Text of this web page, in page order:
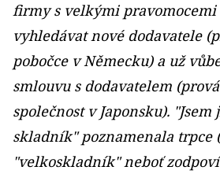
firmy s velkými
vyhledávat nové dodavatele
pobočce v Německu) a už
smlouvu s dodavatelem
společnost v Japonsku).
skladník" poznamenala trpce
"velkoskladník" neboť